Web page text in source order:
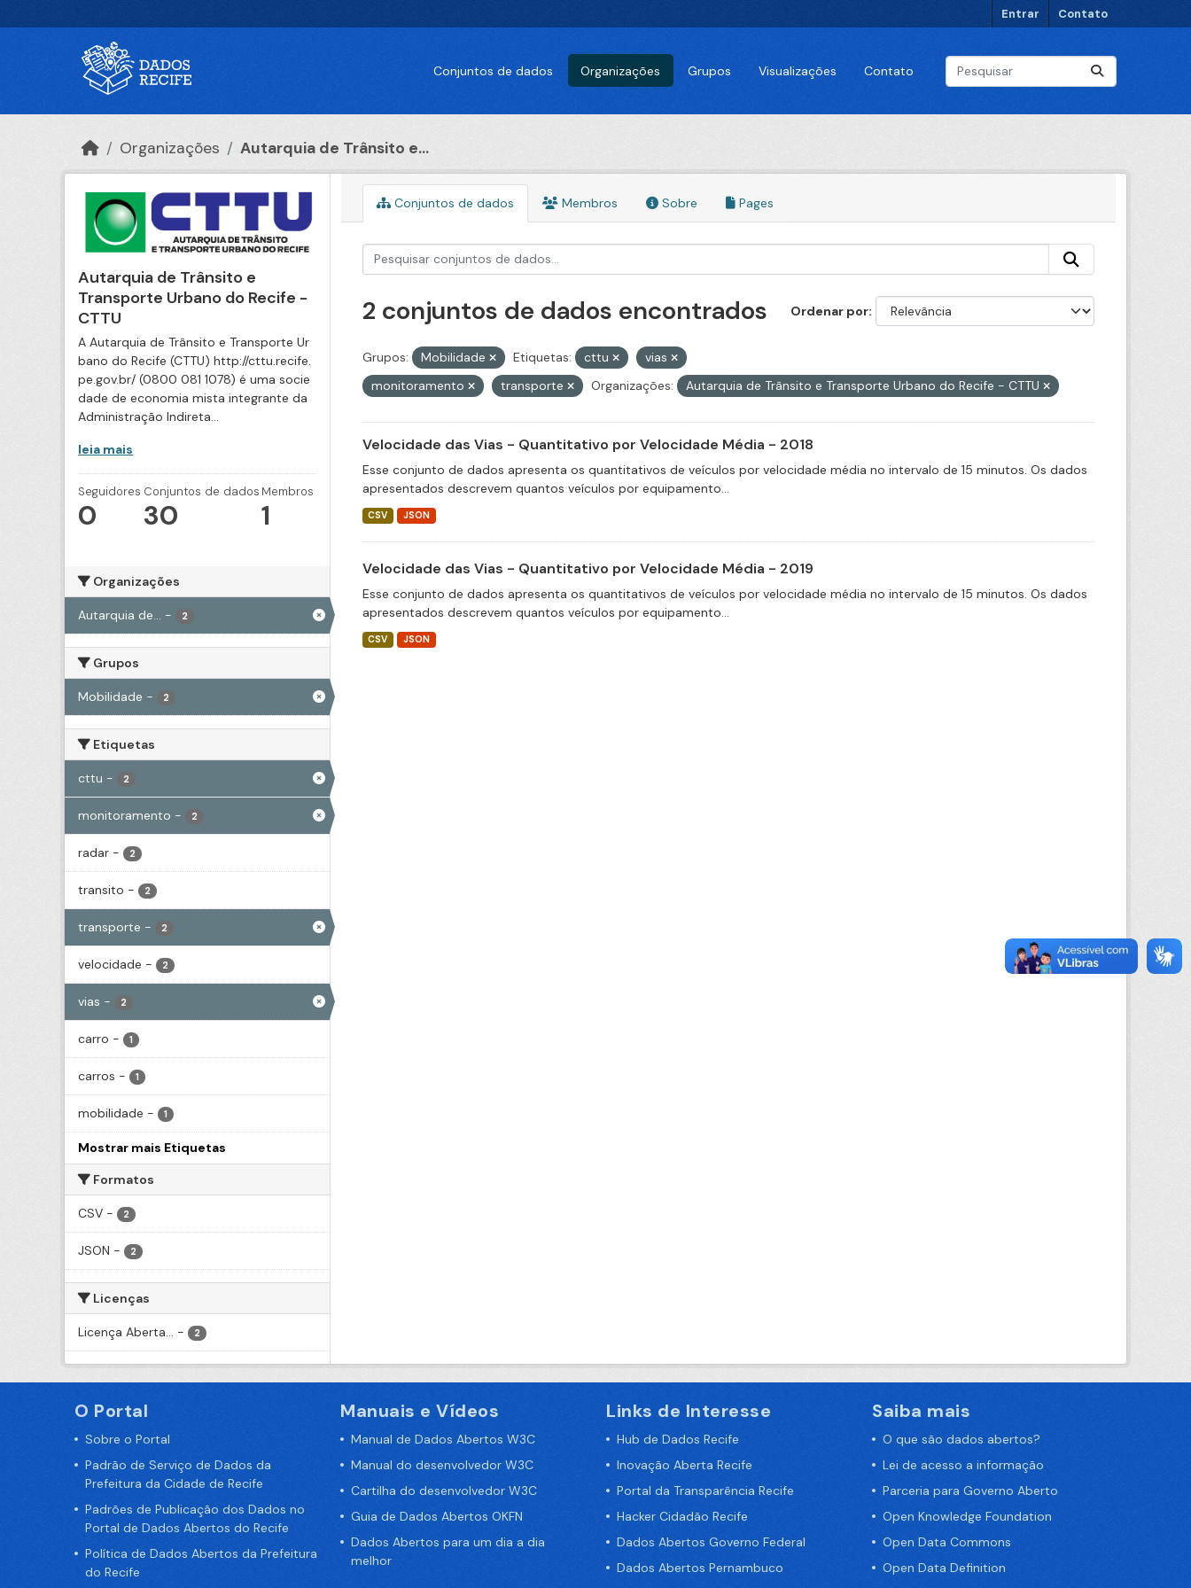
Entrar Contato
Conjuntos de dados Organizações Grupos Visualizações Contato
Organizações Autarquia de Trânsito e...
Autarquia de Trânsito e
Transporte Urbano do Recife -
CTTU
A Autarquia de Trânsito e Transporte Ur
bano do Recife (CTTU) http://cttu.recife.
pe.gov.br/ (0800 081 1078) é uma socie
dade de economia mista integrante da
Administração Indireta...
leia mais
Seguidores
0
Conjuntos de dados
30
Membros
1
Organizações
Autarquia de... - 2
Grupos
Mobilidade - 2
Etiquetas
cttu - 2
monitoramento - 2
radar - 2
transito - 2
transporte - 2
velocidade - 2
vias - 2
carro - 1
carros - 1
mobilidade - 1
Mostrar mais Etiquetas
Formatos
CSV - 2
JSON - 2
Licenças
Licença Aberta... - 2
Conjuntos de dados Membros Sobre Pages
Ordenar por
2 conjuntos de dados encontrados
Grupos: Mobilidade Etiquetas: cttu
vias
monitoramento
transporte Organizações: Autarquia de Trânsito e Transporte Urbano do Recife - CTTU
Velocidade das Vias - Quantitativo por Velocidade Média - 2018
Esse conjunto de dados apresenta os quantitativos de veículos por velocidade média no intervalo de 15 minutos. Os dados
apresentados descrevem quantos veículos por equipamento...
CSV JSON
Velocidade das Vias - Quantitativo por Velocidade Média - 2019
Esse conjunto de dados apresenta os quantitativos de veículos por velocidade média no intervalo de 15 minutos. Os dados
apresentados descrevem quantos veículos por equipamento...
CSV JSON
O Portal
Sobre o Portal
Padrão de Serviço de Dados da
Prefeitura da Cidade de Recife
Padrões de Publicação dos Dados no
Portal de Dados Abertos do Recife
Política de Dados Abertos da Prefeitura
do Recife
Manuais e Vídeos
Manual de Dados Abertos W3C
Manual do desenvolvedor W3C
Cartilha do desenvolvedor W3C
Guia de Dados Abertos OKFN
Dados Abertos para um dia a dia
melhor
Links de Interesse
Hub de Dados Recife
Inovação Aberta Recife
Portal da Transparência Recife
Hacker Cidadão Recife
Dados Abertos Governo Federal
Dados Abertos Pernambuco
Saiba mais
O que são dados abertos?
Lei de acesso a informação
Parceria para Governo Aberto
Open Knowledge Foundation
Open Data Commons
Open Data Definition